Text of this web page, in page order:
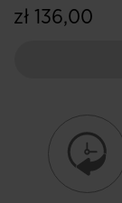
zł 136,00